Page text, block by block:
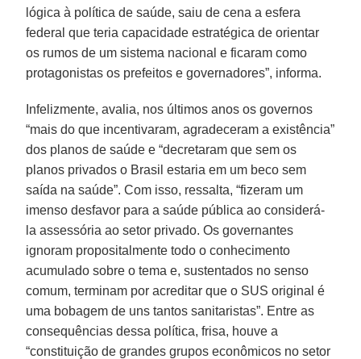
lógica à política de saúde, saiu de cena a esfera
federal que teria capacidade estratégica de orientar
os rumos de um sistema nacional e ficaram como
protagonistas os prefeitos e governadores”, informa.
Infelizmente, avalia, nos últimos anos os governos
“mais do que incentivaram, agradeceram a existência”
dos planos de saúde e “decretaram que sem os
planos privados o Brasil estaria em um beco sem
saída na saúde”. Com isso, ressalta, “fizeram um
imenso desfavor para a saúde pública ao considerá-
la assessória ao setor privado. Os governantes
ignoram propositalmente todo o conhecimento
acumulado sobre o tema e, sustentados no senso
comum, terminam por acreditar que o SUS original é
uma bobagem de uns tantos sanitaristas”. Entre as
consequências dessa política, frisa, houve a
“constituição de grandes grupos econômicos no setor